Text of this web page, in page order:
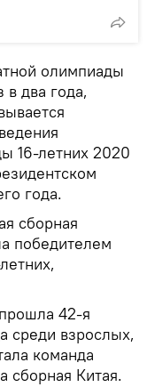
олимпиады
два года,
16-летних 2020
года.
сборная
победителем
42-я
среди взрослых,
команда
сборная Китая.